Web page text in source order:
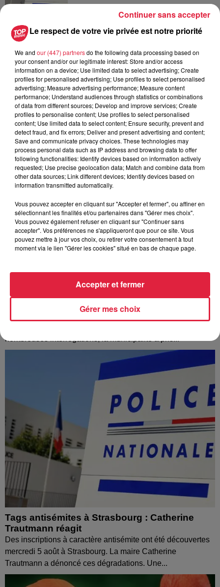
Au zoo de Mulhouse : rencontre
À découvrir également
À Hoerdt, de l’eau brune sort des robinets
nombreuses interrogations, la municipalité a pris...
Tags antisémites à Strasbourg : Catherine
Trautmann réagit
Des inscriptions à caractère antisémite ont été découvertes
mercredi 5 août à Strasbourg. La maire Catherine
Trautmann a dénoncé ces dégradations. Une...
Le respect de votre vie privée est notre priorité
We and our (447) partnersdo the following data processing based on
your consent and/or our legitimate interest: Store and/or access
information on a device; Use limited data to select advertising; Create
profiles for personalised advertising; Use profiles to select personalised
advertising; Measure advertising performance; Measure content
performance; Understand audiences through statistics or combinations
of data from different sources; Develop and improve services; Create
profiles to personalise content; Use profiles to select personalised
content; Use limited data to select content; Ensure security, prevent and
detect fraud, and fix errors; Deliver and present advertising and content;
Save and communicate privacy choices. These technologies may
process personal data such as IP address and browsing data to offer
following functionalities: Identify devices based on information actively
requested; Use precise geolocation data; Match and combine data from
other data sources; Link different devices; Identify devices based on
information transmitted automatically.
Vous pouvez accepter en cliquant sur "Accepter et fermer", ou affiner en
sélectionnant les finalités et/ou partenaires dans "Gérer mes choix".
Vous pouvez également refuser en cliquant sur "Continuer sans
accepter". Vos préférences ne s'appliqueront que pour ce site. Vous
pouvez mettre à jour vos choix, ou retirer votre consentement à tout
moment via le lien "Gérer les cookies" situé en bas de chaque page.
Gérer mes choix
Accepter et fermer
Continuer sans accepter